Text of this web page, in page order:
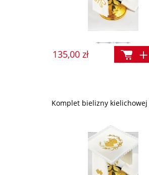
135,00 zł
Komplet bielizny kielichowej